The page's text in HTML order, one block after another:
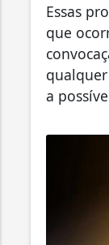
Essas
que
a